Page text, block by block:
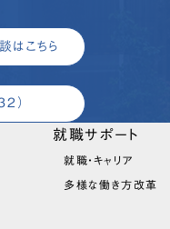
はこちら
）
就職サポート
就職・キャリア
多様な働き方改革